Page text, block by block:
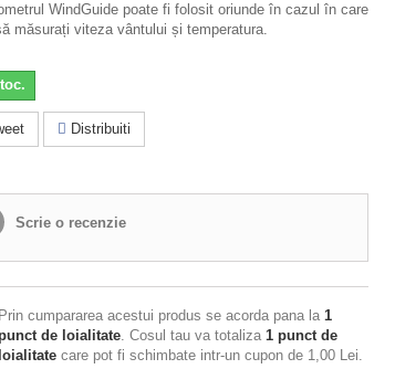
WindGuide poate fi folosit oriunde în cazul în care
măsurați viteza vântului și temperatura.
Distribuiti
Scrie o recenzie
Prin cumpararea acestui produs se acorda pana la 1
de loialitate. Cosul tau va totaliza 1 punct de
loialitate care pot fi schimbate intr-un cupon de 1,00 Lei.